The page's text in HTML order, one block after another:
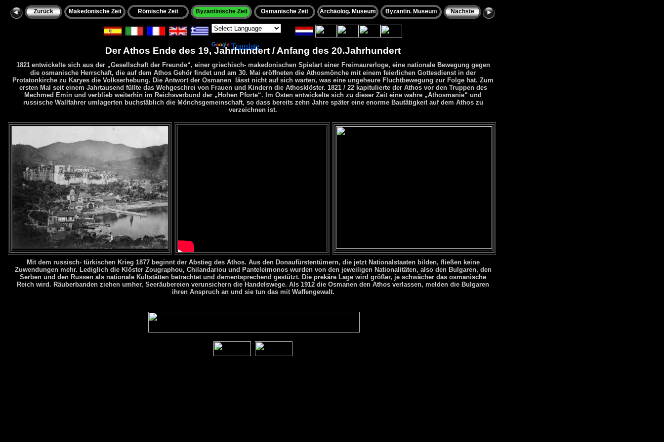
Nächste
Zurück Makedonische Zeit Römische Zeit Byzantinische Zeit Osmanische Zeit Archäolog. Museum Byzantin. Museum
Translate
1821 entwickelte sich aus der „Gesellschaft der Freunde“, einer griechisch- makedonischen Spielart einer Freimaurerloge, eine nationale Bewegung gegen
die osmanische Herrschaft, die auf dem Athos Gehör findet und am 30. Mai eröffneten die Athosmönche mit einem feierlichen Gottesdienst in der
Protatonkirche zu Karyes die Volkserhebung. Die Antwort der Osmanen lässt nicht auf sich warten, was eine ungeheure Fluchtbewegung zur Folge hat. Zum
ersten Mal seit einem Jahrtausend füllte das Wehgeschrei von Frauen und Kindern die Athosklöster. 1821 / 22 kapitulierte der Athos vor den Truppen des
Mechmed Emin und verblieb weiterhin im Reichsverbund der „Hohen Pforte“. Im Osten entwickelte sich zu dieser Zeit eine wahre „Athosmanie“ und
russische Wallfahrer umlagerten buchstäblich die Mönchsgemeinschaft, so dass bereits zehn Jahre später eine enorme Bautätigkeit auf dem Athos zu
verzeichnen ist.
Mit dem russisch- türkischen Krieg 1877 beginnt der Abstieg des Athos. Aus den Donaufürstentümern, die jetzt Nationalstaaten bilden, fließen keine
Zuwendungen mehr. Lediglich die Klöster Zougraphou, Chilandariou und Panteleimonos wurden von den jeweiligen Nationalitäten, also den Bulgaren, den
Serben und den Russen als nationale Kultstätten betrachtet und dementsprechend gestützt. Die prekäre Lage wird größer, je schwächer das osmanische
Reich wird. Räuberbanden ziehen umher, Seeräubereien verunsichern die Handelswege. Als 1912 die Osmanen den Athos verlassen, melden die Bulgaren
ihren Anspruch an und sie tun das mit Waffengewalt.
Der Athos Ende des 19, Jahrhundert / Anfang des 20.Jahrhundert